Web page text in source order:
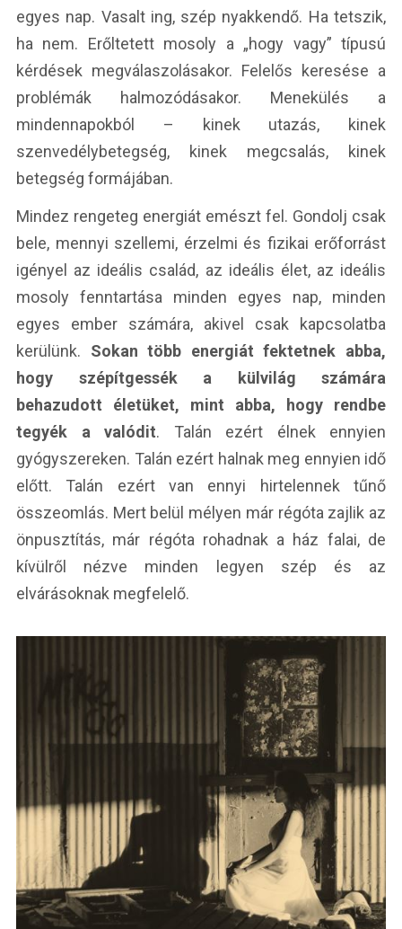
egyes nap. Vasalt ing, szép nyakkendő. Ha tetszik,
ha nem. Erőltetett mosoly a „hogy vagy” típusú
kérdések megválaszolásakor. Felelős keresése a
problémák halmozódásakor. Menekülés a
mindennapokból – kinek utazás, kinek
szenvedélybetegség, kinek megcsalás, kinek
betegség formájában.
Mindez rengeteg energiát emészt fel. Gondolj csak
bele, mennyi szellemi, érzelmi és fizikai erőforrást
igényel az ideális család, az ideális élet, az ideális
mosoly fenntartása minden egyes nap, minden
egyes ember számára, akivel csak kapcsolatba
kerülünk. Sokan több energiát fektetnek abba,
hogy szépítgessék a külvilág számára
behazudott életüket, mint abba, hogy rendbe
tegyék a valódit. Talán ezért élnek ennyien
gyógyszereken. Talán ezért halnak meg ennyien idő
előtt. Talán ezért van ennyi hirtelennek tűnő
összeomlás. Mert belül mélyen már régóta zajlik az
önpusztítás, már régóta rohadnak a ház falai, de
kívülről nézve minden legyen szép és az
elvárásoknak megfelelő.